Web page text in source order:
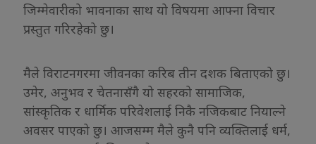
जिम्मेवारीको भावनाका साथ यो विषयमा आफ्ना विचार
प्रस्तुत गरिरहेको छु।
मैले विराटनगरमा जीवनका करिब तीन दशक बिताएको छु।
उमेर, अनुभव र चेतनासँगै यो सहरको सामाजिक,
सांस्कृतिक र धार्मिक परिवेशलाई निकै नजिकबाट नियाल्ने
अवसर पाएको छु। आजसम्म मैले कुनै पनि व्यक्तिलाई धर्म,